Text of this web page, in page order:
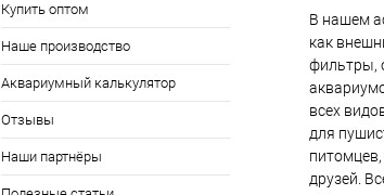
Купить оптом
Наше производство
Аквариумный калькулятор
Отзывы
Наши партнёры
В нашем
как
фильтры,
всех
для
друзей.